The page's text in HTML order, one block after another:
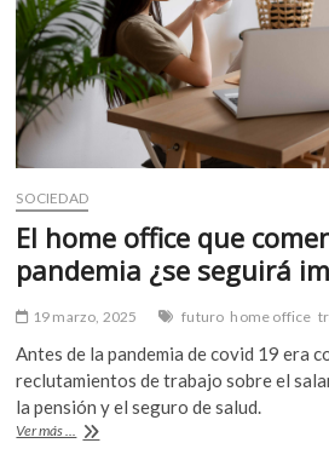
de
la
historia
SOCIEDAD
El home office que
pandemia ¿se seguirá
19 marzo, 2025 futuro home office
Antes de la pandemia de covid 19 era
reclutamientos de trabajo sobre el
la pensión y el seguro de salud.
Ver más ... El